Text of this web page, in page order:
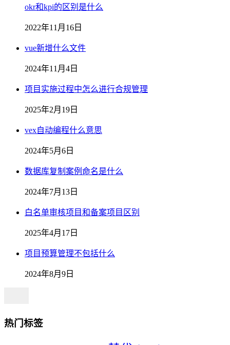
okr和kpi的区别是什么
2022年11月16日
vue新增什么文件
2024年11月4日
项目实施过程中怎么进行合规管理
2025年2月19日
vex自动编程什么意思
2024年5月6日
数据库复制案例命名是什么
2024年7月13日
白名单审核项目和备案项目区别
2025年4月17日
项目预算管理不包括什么
2024年8月9日
热门标签